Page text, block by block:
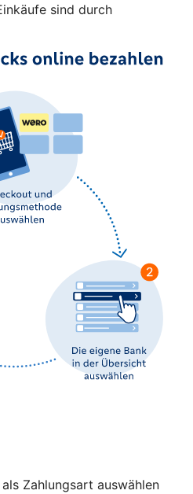
sind durch
Zahlungsart auswählen